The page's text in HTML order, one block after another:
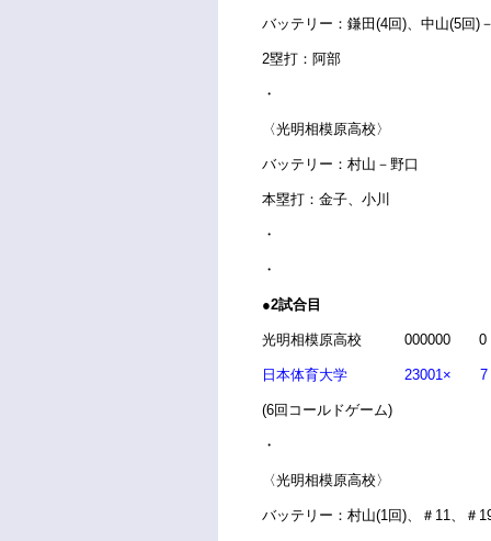
バッテリー：鎌田(4回)、中山(5回)
2塁打：阿部
・
〈光明相模原高校〉
バッテリー：村山－野口
本塁打：金子、小川
・
・
●2試合目
光明相模原高校 000000 0
日本体育大学 23001× 7
(6回コールドゲーム)
・
〈光明相模原高校〉
バッテリー：村山(1回)、＃11、＃